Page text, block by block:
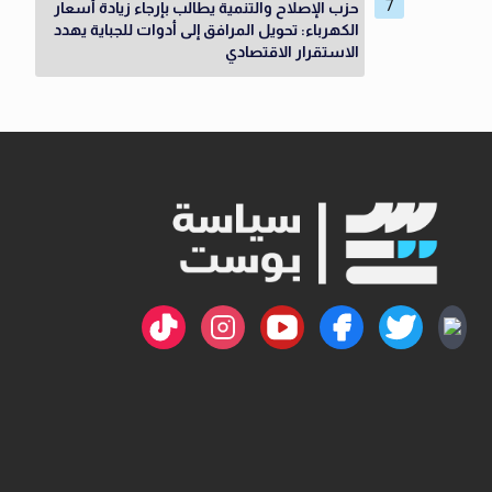
حزب الإصلاح والتنمية يطالب بإرجاء زيادة أسعار
الكهرباء: تحويل المرافق إلى أدوات للجباية يهدد
الاستقرار الاقتصادي